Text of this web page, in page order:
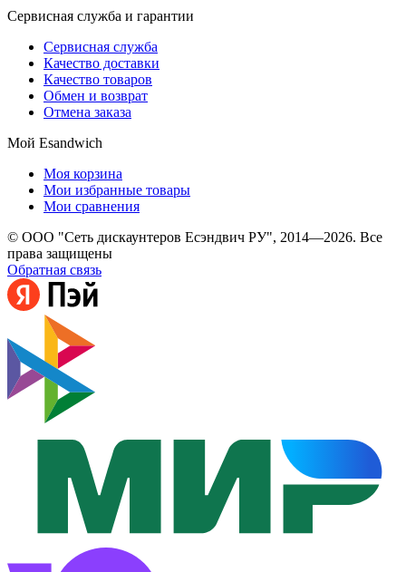
Сервисная служба и гарантии
Сервисная служба
Качество доставки
Качество товаров
Обмен и возврат
Отмена заказа
Мой Esandwich
Моя корзина
Мои избранные товары
Мои сравнения
© ООО "Сеть дискаунтеров Есэндвич РУ", 2014—2026. Все
права защищены
Обратная связь